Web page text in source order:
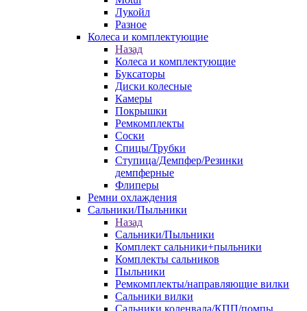
Лукойл
Разное
Колеса и комплектующие
Назад
Колеса и комплектующие
Буксаторы
Диски колесные
Камеры
Покрышки
Ремкомплекты
Соски
Спицы/Трубки
Ступица/Демпфер/Резинки
демпферные
Флиперы
Ремни охлаждения
Сальники/Пыльники
Назад
Сальники/Пыльники
Комплект сальники+пыльники
Комплекты сальников
Пыльники
Ремкомплекты/направляющие вилки
Сальники вилки
Сальники коленвала/КПП/помпы